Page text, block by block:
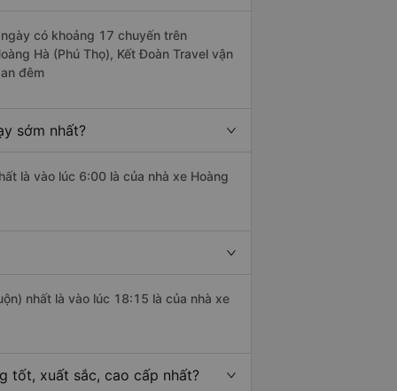
ngày có khoảng 17 chuyến trên
Hà (Phú Thọ), Kết Đoàn Travel vận
đêm
sớm nhất?
là vào lúc 6:00 là của nhà xe Hoàng
nhất là vào lúc 18:15 là của nhà xe
tốt, xuất sắc, cao cấp nhất?